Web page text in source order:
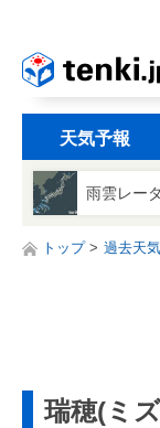
天気予報
雨雲レー
トップ 過去天
瑞穂(ミ